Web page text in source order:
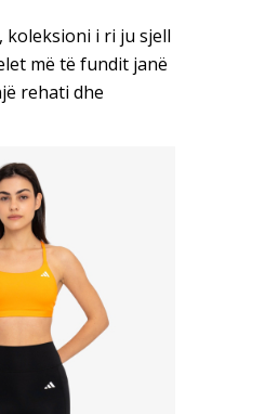
koleksioni i ri ju sjell
më të fundit janë
rehati dhe